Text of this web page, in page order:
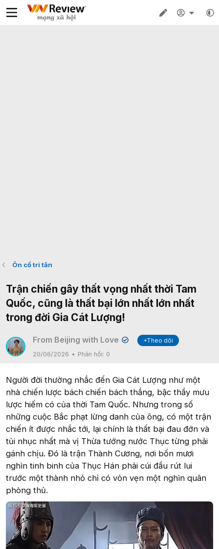
Ôn cố tri tân
Trận chiến gây thất vọng nhất thời Tam
Quốc, cũng là thất bại lớn nhất lớn nhất
trong đời Gia Cát Lượng!
From Beijing with Love ✔
+Theo dõi
20/06/2026
Phản hồi: 0
Người đời thường nhắc đến Gia Cát Lượng như một
nhà chiến lược bách chiến bách thắng, bậc thầy mưu
lược hiếm có của thời Tam Quốc. Nhưng trong số
những cuộc Bắc phạt lừng danh của ông, có một trận
chiến ít được nhắc tới, lại chính là thất bại đau đớn và
tủi nhục nhất mà vị Thừa tướng nước Thục từng phải
gánh chịu. Đó là trận Thành Cương, nơi bốn mươi
nghìn tinh binh của Thục Hán phải cúi đầu rút lui
trước một thành nhỏ chỉ có vỏn vẹn một nghìn quân
phòng thủ.